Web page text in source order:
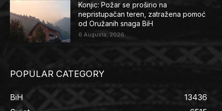
Konjic: Požar se proširio na
nepristupačan teren, zatražena pomoć
od Oružanih snaga BiH
6 Augusta, 2026
POPULAR CATEGORY
BiH
13436